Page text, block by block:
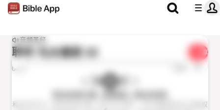
音频圣经
聆听 马太福音 22 分享
0:00 1x
和合本修订版（普通话）(RCUVSS)
和合本2010（和合本修订版）经文 © 2006，2010香港圣经公会版权